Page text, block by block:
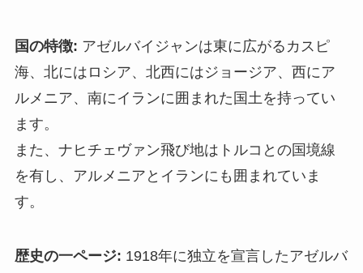
国の特徴: アゼルバイジャンは東に広がるカスピ
海、北にはロシア、北西にはジョージア、西にア
ルメニア、南にイランに囲まれた国土を持ってい
ます。
また、ナヒチェヴァン飛び地はトルコとの国境線
を有し、アルメニアとイランにも囲まれていま
す。
歴史の一ページ: 1918年に独立を宣言したアゼルバ